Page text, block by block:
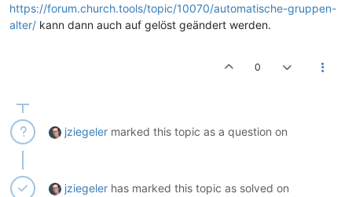
https://forum.church.tools/topic/10070/automatische-gruppen-
alter/ kann dann auch auf gelöst geändert werden.
0
jziegeler marked this topic as a question on
jziegeler has marked this topic as solved on